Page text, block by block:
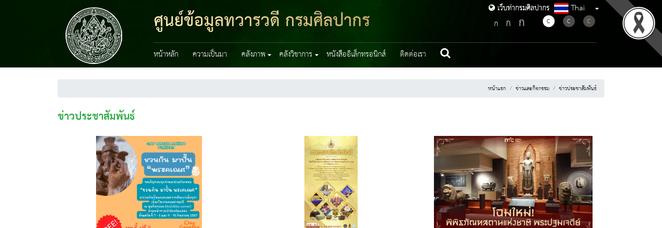
เว็บท่ากรมศิลปากร
ศูนย์ข้อมูลทวารวดี กรมศิลปากร เว็บท่ากรมศิลปากร Thai
ก ก ก C C C
หน้าหลัก ความเป็นมา คลังภาพ คลังวิชาการ หนังสืออิเล็กทรอนิกส์ ติดต่อเรา
หน้าแรก ข่าวและกิจกรรม ข่าวประชาสัมพันธ์
ข่าวประชาสัมพันธ์